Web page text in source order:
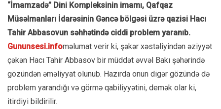
“İmamzadə” Dini Kompleksinin imamı, Qafqaz
Müsəlmanları İdarəsinin Gəncə bölgəsi üzrə qazisi Hacı
Tahir Abbasovun səhhətində ciddi problem yaranıb.
Gununsesi.infoməlumat verir ki, şəkər xəstəliyindən əziyyət
çəkən Hacı Tahir Abbasov bir müddət əvvəl Bakı şəhərində
gözündən əməliyyat olunub. Hazırda onun digər gözündə də
problem yarandığı və görmə qabiliyyətini, demək olar ki,
itirdiyi bildirilir.